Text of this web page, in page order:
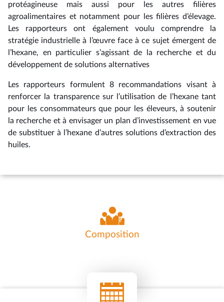
protéagineuse mais aussi pour les autres filières
agroalimentaires et notamment pour les filières d’élevage.
Les rapporteurs ont également voulu comprendre la
stratégie industrielle à l’œuvre face à ce sujet émergent de
l’hexane, en particulier s’agissant de la recherche et du
développement de solutions alternatives
Les rapporteurs formulent 8 recommandations visant à
renforcer la transparence sur l’utilisation de l’hexane tant
pour les consommateurs que pour les éleveurs, à soutenir
la recherche et à envisager un plan d’investissement en vue
de substituer à l’hexane d’autres solutions d’extraction des
huiles.
Composition